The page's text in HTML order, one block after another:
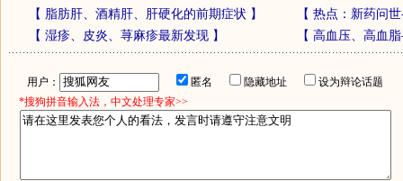
【 脂肪肝、酒精肝、肝硬化的前期症状 】 【 热点：新药问
【 湿疹、皮炎、荨麻疹最新发现】 【 高血压、高血
用户： 匿名 隐藏地址
设为辩论话题
*搜狗拼音输入法，中文处理专家>>